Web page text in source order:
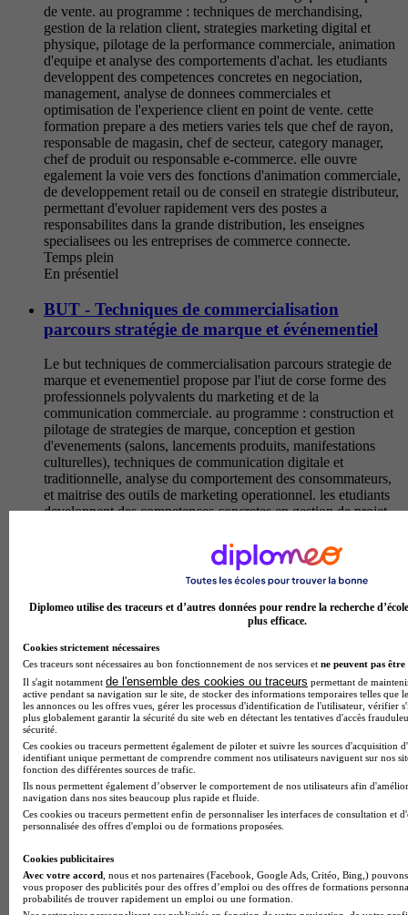
de vente. au programme : techniques de merchandising,
gestion de la relation client, strategies marketing digital et
physique, pilotage de la performance commerciale, animation
d'equipe et analyse des comportements d'achat. les etudiants
developpent des competences concretes en negociation,
management, analyse de donnees commerciales et
optimisation de l'experience client en point de vente. cette
formation prepare a des metiers varies tels que chef de rayon,
responsable de magasin, chef de secteur, category manager,
chef de produit ou responsable e-commerce. elle ouvre
egalement la voie vers des fonctions d'animation commerciale,
de developpement retail ou de conseil en strategie distributeur,
permettant d'evoluer rapidement vers des postes a
responsabilites dans la grande distribution, les enseignes
specialisees ou les entreprises de commerce connecte.
Temps plein
En présentiel
BUT - Techniques de commercialisation
parcours stratégie de marque et événementiel
Le but techniques de commercialisation parcours strategie de
marque et evenementiel propose par l'iut de corse forme des
professionnels polyvalents du marketing et de la
communication commerciale. au programme : construction et
pilotage de strategies de marque, conception et gestion
d'evenements (salons, lancements produits, manifestations
culturelles), techniques de communication digitale et
traditionnelle, analyse du comportement des consommateurs,
et maitrise des outils de marketing operationnel. les etudiants
developpent des competences concretes en gestion de projet
commerciale, et animation de communautes. cette formation
prepare a devenir charge de communication, chef de projet
evenementiel, responsable marketing, brand manager ou
des entreprises et organisations. l'approche pedagogique allie
theorie, mises en situation professionnelles et projets reels
pour une insertion rapide sur le marche du travail.
Temps plein
En présentiel
Diplôme Universitaire - DU assistance à la
conception numérique et à la réalisation
d'objets 3D
Le du assistance a la conception numerique et a la realisation
d'objets 3d propose par l'iut de corse forme aux techniques de
modelisation et de fabrication additive dans un environnement
professionnel innovant. au programme : maitrise des logiciels
de conception assistee par ordinateur (cao), apprentissage des
technologies d'impression 3d et de numerisation, gestion de
projets de prototypage et optimisation des fichiers pour la
production. les etudiants developpent des competences
Diplomeo utilise des traceurs et d’autres données pour rendre la recherche
plus efficace.
Cookies strictement nécessaires
Ces traceurs sont nécessaires au bon fonctionnement de nos services et ne peuvent pas être
Il s'agit notamment de l'ensemble des cookies ou traceurs permettant de
active pendant sa navigation sur le site, de stocker des informations temporaires telles que
les annonces ou les offres vues, gérer les processus d'identification de l'utilisateur, vérifier
plus globalement garantir la sécurité du site web en détectant les tentatives d'accès
sécurité.
Ces cookies ou traceurs permettent également de piloter et suivre les sources d'acquisition
identifiant unique permettant de comprendre comment nos utilisateurs naviguent sur nos
fonction des différentes sources de trafic.
Ils nous permettent également d’observer le comportement de nos utilisateurs afin
navigation dans nos sites beaucoup plus rapide et fluide.
Ces cookies ou traceurs permettent enfin de personnaliser les interfaces de consultation et
personnalisée des offres d'emploi ou de formations proposées.
Cookies publicitaires
Avec votre accord , nous et nos partenaires (Facebook, Google Ads, Critéo, Bing,)
vous proposer des publicités pour des offres d’emploi ou des offres de formations
probabilités de trouver rapidement un emploi ou une formation.